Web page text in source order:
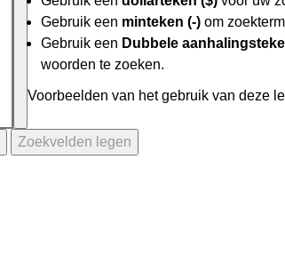
Gebruik een minteken (-) om
Gebruik een Dubbele
woorden te zoeken.
Voorbeelden van het gebruik van deze
Zoekvelden legen